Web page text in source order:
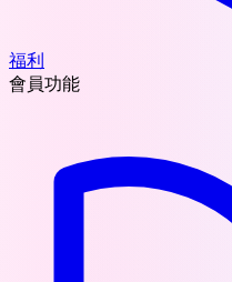
福利
會員功能